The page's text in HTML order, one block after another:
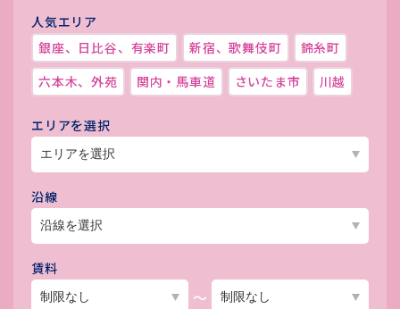
人気エリア
銀座、日比谷、有楽町
新宿、歌舞伎町
錦糸町
六本木、外苑
関内・馬車道 さいたま市 川越
エリアを選択
沿線
賃料
～